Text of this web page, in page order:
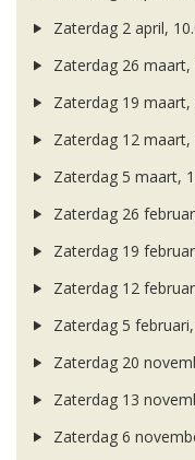
Zaterdag 2 april,
Zaterdag 26 maart,
Zaterdag 19 maart,
Zaterdag 12 maart,
Zaterdag 5 maart,
Zaterdag 26
Zaterdag 19
Zaterdag 12
Zaterdag 5
Zaterdag 20
Zaterdag 13
Zaterdag 6